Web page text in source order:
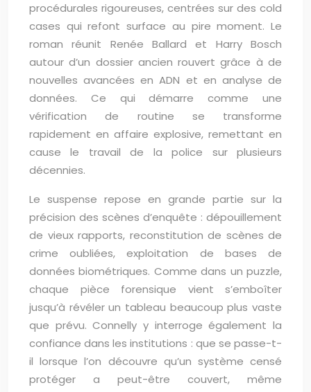
procédurales rigoureuses, centrées sur des cold
cases qui refont surface au pire moment. Le
roman réunit Renée Ballard et Harry Bosch
autour d’un dossier ancien rouvert grâce à de
nouvelles avancées en ADN et en analyse de
données. Ce qui démarre comme une
vérification de routine se transforme
rapidement en affaire explosive, remettant en
cause le travail de la police sur plusieurs
décennies.
Le suspense repose en grande partie sur la
précision des scènes d’enquête : dépouillement
de vieux rapports, reconstitution de scènes de
crime oubliées, exploitation de bases de
données biométriques. Comme dans un puzzle,
chaque pièce forensique vient s’emboîter
jusqu’à révéler un tableau beaucoup plus vaste
que prévu. Connelly y interroge également la
confiance dans les institutions : que se passe-t-
il lorsque l’on découvre qu’un système censé
protéger a peut-être couvert, même